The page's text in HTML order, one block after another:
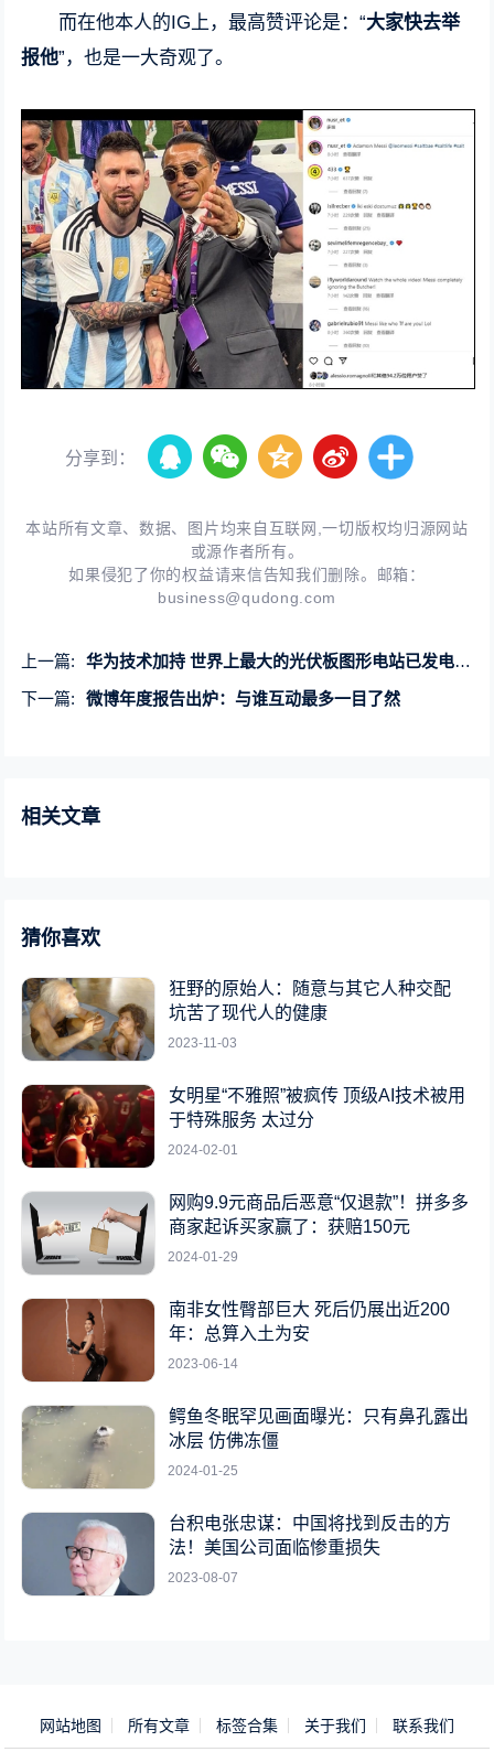
而在他本人的IG上，最高赞评论是：“大家快去举
报他”，也是一大奇观了。
分享到：
本站所有文章、数据、图片均来自互联网,一切版权均归源网站
或源作者所有。
如果侵犯了你的权益请来信告知我们删除。邮箱：
business@qudong.com
上一篇:
华为技术加持 世界上最大的光伏板图形电站已发电25亿度
下一篇:
微博年度报告出炉：与谁互动最多一目了然
相关文章
猜你喜欢
狂野的原始人：随意与其它人种交配
坑苦了现代人的健康
2023-11-03
女明星“不雅照”被疯传 顶级AI技术被用
于特殊服务 太过分
2024-02-01
网购9.9元商品后恶意“仅退款”！拼多多
商家起诉买家赢了：获赔150元
2024-01-29
南非女性臀部巨大 死后仍展出近200
年：总算入土为安
2023-06-14
鳄鱼冬眠罕见画面曝光：只有鼻孔露出
冰层 仿佛冻僵
2024-01-25
台积电张忠谋：中国将找到反击的方
法！美国公司面临惨重损失
2023-08-07
网站地图 所有文章 标签合集 关于我们 联系我们